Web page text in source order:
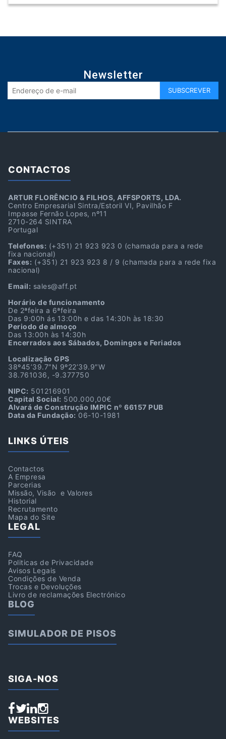
Newsletter
CONTACTOS
ARTUR FLORÊNCIO & FILHOS, AFFSPORTS, LDA.
Centro Empresarial Sintra/Estoril VI, Pavilhão F
Impasse Fernão Lopes, nº11
2710-264 SINTRA
Portugal
Telefones: (+351) 21 923 923 0 (chamada para a rede
fixa nacional)
Faxes: (+351) 21 923 923 8 / 9 (chamada para a rede fixa
nacional)
Email: sales@aff.pt
Horário de funcionamento
De 2ªfeira a 6ªfeira
Das 9:00h ás 13:00h e das 14:30h às 18:30
Periodo de almoço
Das 13:00h às 14:30h
Encerrados aos Sábados, Domingos e Feriados
Localização GPS
38º45’39.7″N 9º22’39.9″W
38.761036, -9.377750
NIPC: 501216901
Capital Social: 500.000,00€
Alvará de Construção IMPIC nº 66157 PUB
Data da Fundação: 06-10-1981
LINKS ÚTEIS
Contactos
A Empresa
Parcerias
Missão, Visão e Valores
Historial
Recrutamento
Mapa do Site
LEGAL
FAQ
Politicas de Privacidade
Avisos Legais
Condições de Venda
Trocas e Devoluções
Livro de reclamações Electrónico
BLOG
SIMULADOR DE PISOS
SIGA-NOS
WEBSITES